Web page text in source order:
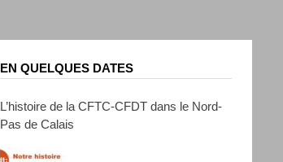
EN QUELQUES DATES
L’histoire de la CFTC-CFDT dans le Nord-
Pas de Calais